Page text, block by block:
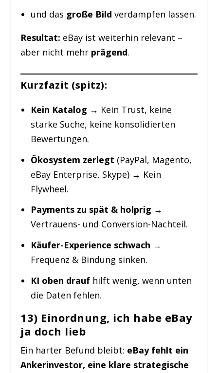
und das große Bild verdampfen lassen.
Resultat: eBay ist weiterhin relevant –
aber nicht mehr prägend.
Kurzfazit (spitz):
Kein Katalog → Kein Trust, keine
starke Suche, keine konsolidierten
Bewertungen.
Ökosystem zerlegt (PayPal, Magento,
eBay Enterprise, Skype) → Kein
Flywheel.
Payments zu spät & holprig →
Vertrauens- und Conversion-Nachteil.
Käufer-Experience schwach →
Frequenz & Bindung sinken.
KI oben draufhilft wenig, wenn unten
die Daten fehlen.
13) Einordnung, ich habe eBay
ja doch lieb
Ein harter Befund bleibt: eBay fehlt ein
Ankerinvestor, eine klare strategische